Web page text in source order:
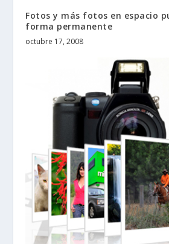
Fotos y más fotos en espacio
forma permanente
octubre 17, 2008